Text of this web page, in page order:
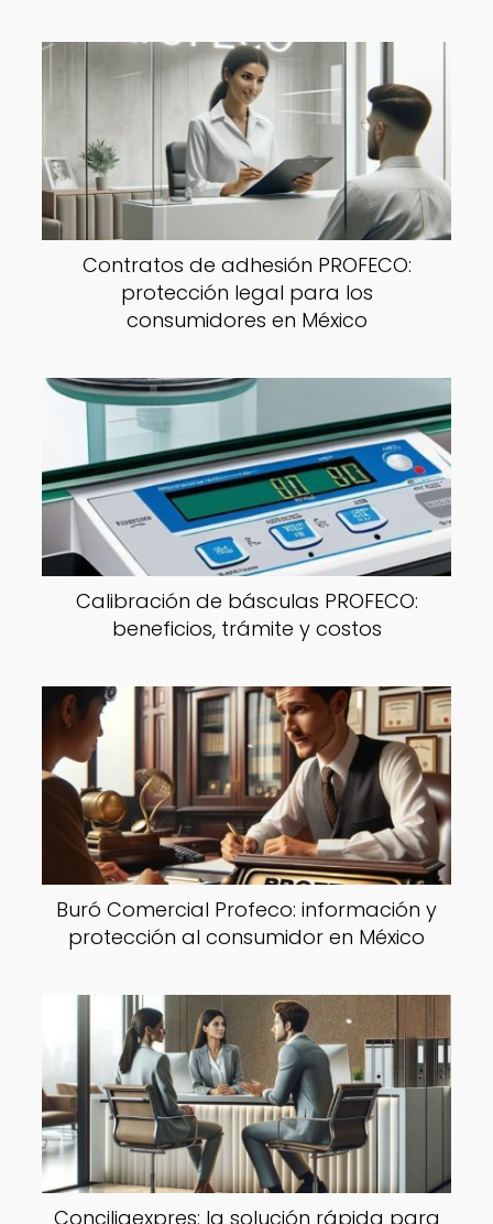
Contratos de adhesión PROFECO:
protección legal para los
consumidores en México
Calibración de básculas PROFECO:
beneficios, trámite y costos
Buró Comercial Profeco: información y
protección al consumidor en México
Conciliaexpres: la solución rápida para